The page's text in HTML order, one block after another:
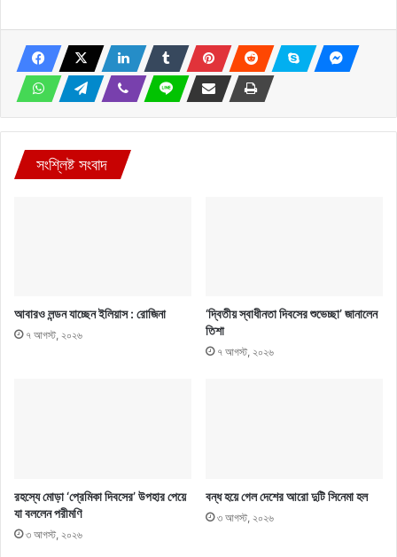
সংশ্লিষ্ট সংবাদ
আবারও লন্ডন যাচ্ছেন ইলিয়াস : রোজিনা
৭ আগস্ট, ২০২৬
‘দ্বিতীয় স্বাধীনতা দিবসের শুভেচ্ছা’ জানালেন
তিশা
৭ আগস্ট, ২০২৬
রহস্যে মোড়া ‘প্রেমিকা দিবসের’ উপহার পেয়ে
যা বললেন পরীমণি
৩ আগস্ট, ২০২৬
বন্ধ হয়ে গেল দেশের আরো দুটি সিনেমা হল
৩ আগস্ট, ২০২৬